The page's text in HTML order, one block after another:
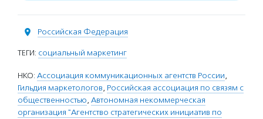
Российская Федерация
ТЕГИ: социальный маркетинг
НКО: Ассоциация коммуникационных агентств России,
Гильдия маркетологов, Российская ассоциация по связям с
общественностью, Автономная некоммерческая
организация "Агентство стратегических инициатив по